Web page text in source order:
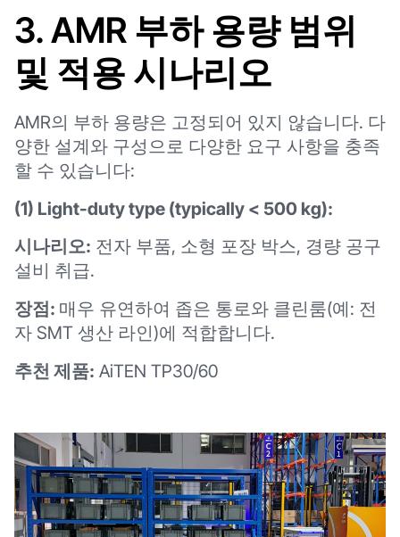
3. AMR 부하 용량 범위
및 적용 시나리오
AMR의 부하 용량은 고정되어 있지 않습니다. 다
양한 설계와 구성으로 다양한 요구 사항을 충족
할 수 있습니다:
(1) Light-duty type (typically < 500 kg):
시나리오: 전자 부품, 소형 포장 박스, 경량 공구
설비 취급.
장점: 매우 유연하여 좁은 통로와 클린룸(예: 전
자 SMT 생산 라인)에 적합합니다.
추천 제품: AiTEN TP30/60